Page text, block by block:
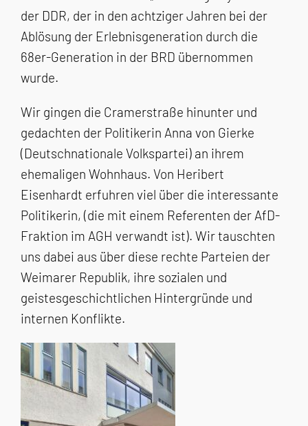
der DDR, der in den achtziger Jahren bei der
Ablösung der Erlebnisgeneration durch die
68er-Generation in der BRD übernommen
wurde.
Wir gingen die Cramerstraße hinunter und
gedachten der Politikerin Anna von Gierke
(Deutschnationale Volkspartei) an ihrem
ehemaligen Wohnhaus. Von Heribert
Eisenhardt erfuhren viel über die interessante
Politikerin, (die mit einem Referenten der AfD-
Fraktion im AGH verwandt ist). Wir tauschten
uns dabei aus über diese rechte Parteien der
Weimarer Republik, ihre sozialen und
geistesgeschichtlichen Hintergründe und
internen Konflikte.